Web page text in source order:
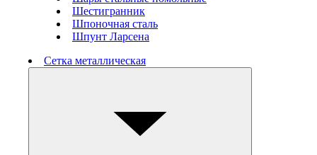
Шестигранник
Шпоночная сталь
Шпунт Ларсена
Сетка металлическая